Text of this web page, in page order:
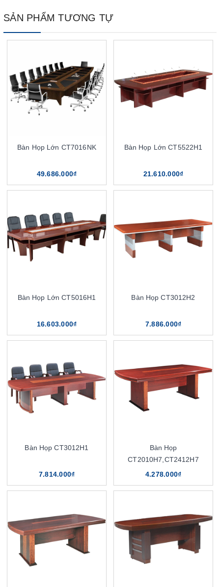
SẢN PHẨM TƯƠNG TỰ
Bàn Họp Lớn CT7016NK
49.686.000₫
Bàn Họp Lớn CT5522H1
21.610.000₫
Bàn Họp Lớn CT5016H1
16.603.000₫
Bàn Họp CT3012H2
7.886.000₫
Bàn Họp CT3012H1
7.814.000₫
Bàn Họp
CT2010H7,CT2412H7
4.278.000₫